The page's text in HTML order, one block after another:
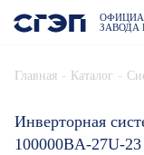
ЗАВОДА
Главная - Каталог -
Инверторная
100000BA-27U-